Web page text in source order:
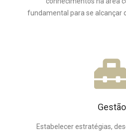
fundamental para se alcançar
Gestão
Estabelecer estratégias,